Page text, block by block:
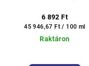
6 892 Ft
Egységár:
45 946,67 Ft / 100 ml
Raktáron
termék